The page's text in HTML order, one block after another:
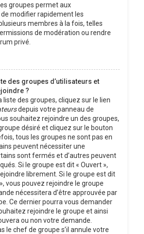
groupes permet aux
modifier rapidement les
membres à la fois, telles
de modération ou rendre
privé.
des groupes d’utilisateurs et
?
liste des groupes, cliquez sur le lien
depuis votre panneau de
souhaitez rejoindre un des groupes,
désiré et cliquez sur le bouton
tous les groupes ne sont pas en
peuvent nécessiter une
sont fermés et d’autres peuvent
Si le groupe est dit « Ouvert »,
librement. Si le groupe est dit
vous pouvez rejoindre le groupe
nécessitera d’être approuvée par
Ce dernier pourra vous demander
rejoindre le groupe et ainsi
ou non votre demande.
le chef de groupe s’il annule votre